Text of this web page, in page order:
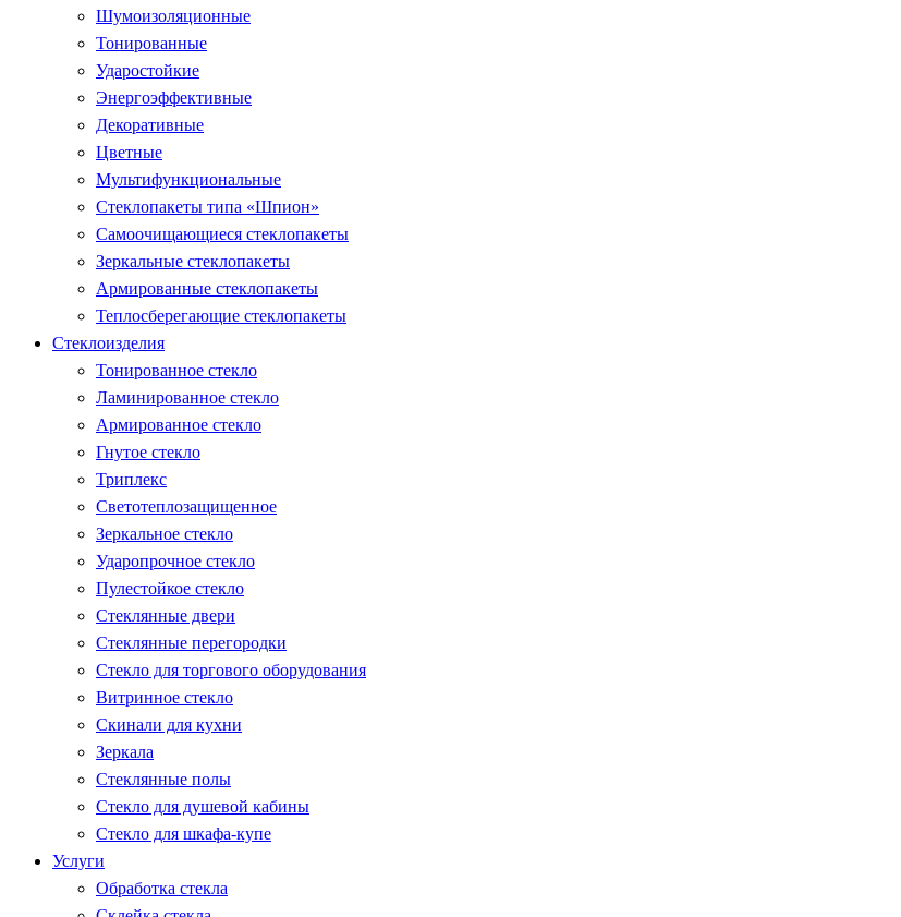
Шумоизоляционные
Тонированные
Ударостойкие
Энергоэффективные
Декоративные
Цветные
Мультифункциональные
Стеклопакеты типа «Шпион»
Самоочищающиеся стеклопакеты
Зеркальные стеклопакеты
Армированные стеклопакеты
Теплосберегающие стеклопакеты
Стеклоизделия
Тонированное стекло
Ламинированное стекло
Армированное стекло
Гнутое стекло
Триплекс
Светотеплозащищенное
Зеркальное стекло
Ударопрочное стекло
Пулестойкое стекло
Стеклянные двери
Стеклянные перегородки
Стекло для торгового оборудования
Витринное стекло
Скинали для кухни
Зеркала
Стеклянные полы
Стекло для душевой кабины
Стекло для шкафа-купе
Услуги
Обработка стекла